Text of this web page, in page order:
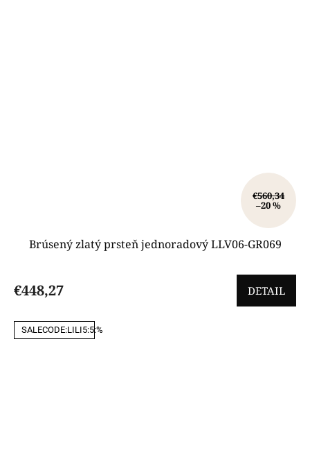
€560,34
–20 %
Brúsený zlatý prsteň jednoradový LLV06-GR069
€448,27 DETAIL
SALECODE:LILI5:5:%